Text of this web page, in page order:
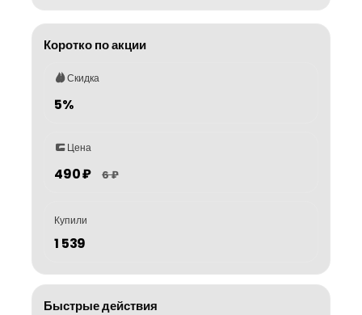
Коротко по акции
Скидка
5%
Цена
490 ₽ 6 ₽
Купили
1 539
Быстрые действия